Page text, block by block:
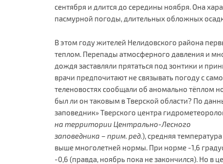
сентября и длится до середины ноября. Она
пасмурной погоды, длительных обложных
В этом году жителей Нелидовского района
теплом. Перепады атмосферного давления и
дождя заставляли прятаться под зонтики и
врачи предпочитают не связывать погоду с
теленовостях сообщали об аномально тёплом
был ли он таковым в Тверской области? По
заповедник» Тверского центра
на территории Центрально-Лесного
заповедника – прим. ред.), средняя
выше многолетней нормы. При норме -1,6
-0,6 (правда, ноябрь пока не закончился). Но в